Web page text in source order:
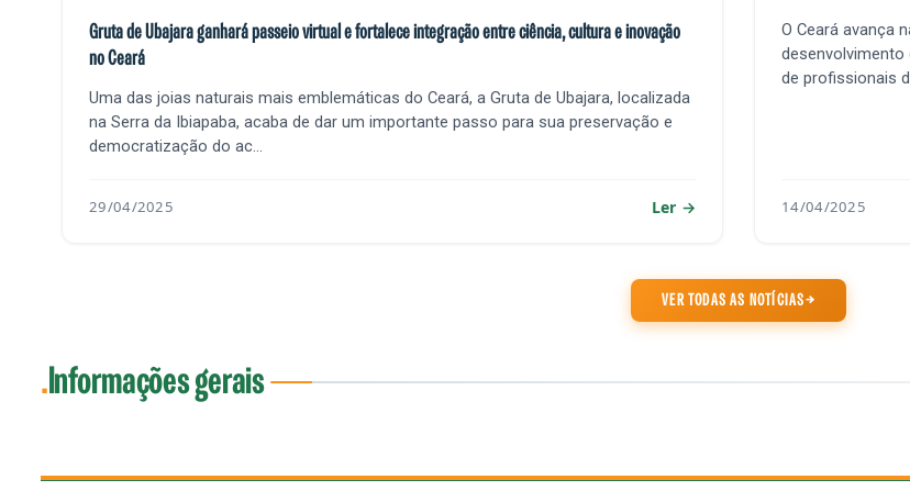
Gruta de Ubajara ganhará passeio virtual e fortalece integração entre ciência, cultura e inovação
no Ceará
Uma das joias naturais mais emblemáticas do Ceará, a Gruta de Ubajara, localizada
na Serra da Ibiapaba, acaba de dar um importante passo para sua preservação e
democratização do ac...
29/04/2025 Ler
O Ceará avança
desenvolvimento
de profissionais
14/04/2025
VER TODAS AS NOTÍCIAS
Informações gerais